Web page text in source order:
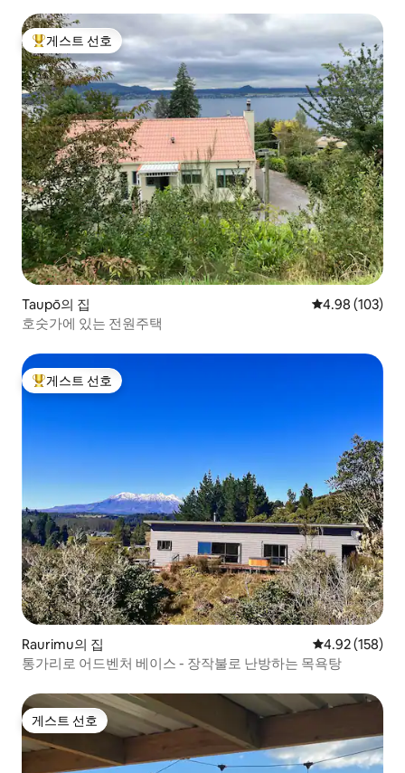
상위 게스트 선호
게스트 선호
Taupō의 집 평점 4.98점(5
4.98 (103)
호숫가에 있는 전원주택
상위 게스트 선호
게스트 선호
Raurimu의 집 평점 4.92점(5
4.92 (158)
통가리로 어드벤처 베이스 - 장작불로 난방하는 목욕탕
게스트 선호
게스트 선호